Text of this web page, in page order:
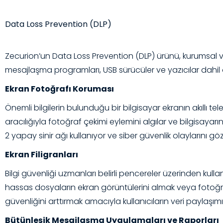
Data Loss Prevention (DLP)
Zecurion’un Data Loss Prevention (DLP) ürünü,
mesajlaşma programları, USB sürücüler ve yazıcılar
Ekran Fotoğrafı Koruması
Önemli bilgilerin bulunduğu bir bilgisayar ekranın akıllı
aracılığıyla fotoğraf çekimi eylemini algılar ve
2 yapay sinir ağı kullanıyor ve siber güvenlik olaylarını
Ekran Filigranları
Bilgi güvenliği uzmanları belirli pencereler üzerinden
hassas dosyaların ekran görüntülerini almak veya
güvenliğini arttırmak amacıyla kullanıcıların veri
Bütünleşik Mesajlaşma Uygulamaları ve Raporları